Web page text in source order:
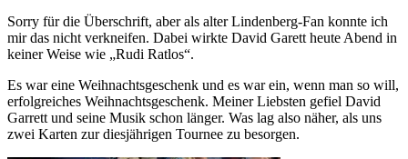
Sorry für die Überschrift, aber als alter Lindenberg-Fan konnte ich
mir das nicht verkneifen. Dabei wirkte David Garett heute Abend in
keiner Weise wie „Rudi Ratlos“.
Es war eine Weihnachtsgeschenk und es war ein, wenn man so will,
erfolgreiches Weihnachtsgeschenk. Meiner Liebsten gefiel David
Garrett und seine Musik schon länger. Was lag also näher, als uns
zwei Karten zur diesjährigen Tournee zu besorgen.